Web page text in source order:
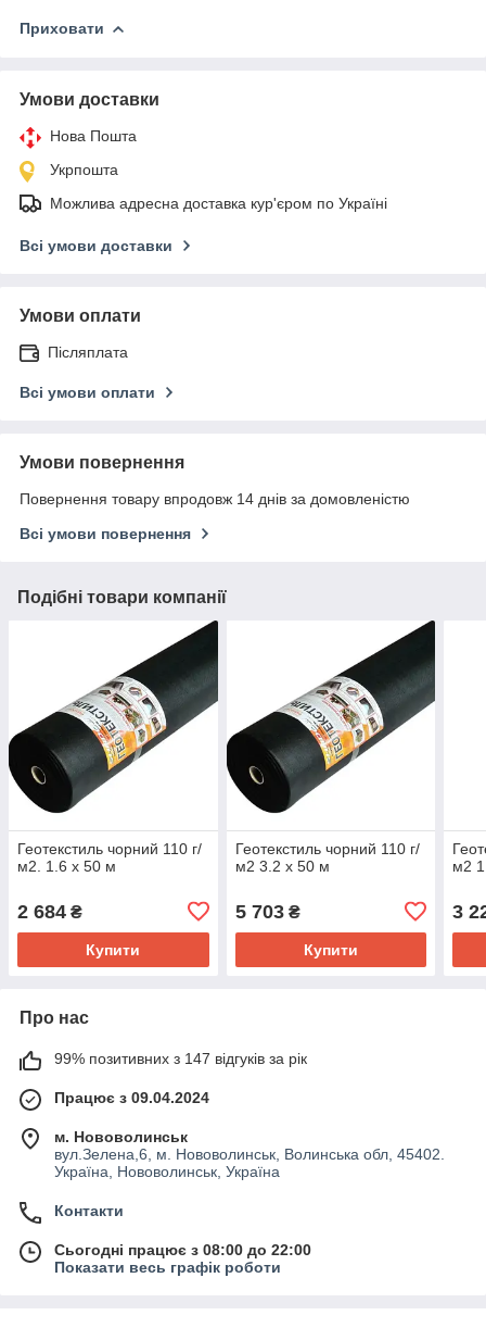
Приховати
Умови доставки
Нова Пошта
Укрпошта
Можлива адресна доставка кур'єром по Україні
Всі умови доставки
Умови оплати
Післяплата
Всі умови оплати
Умови повернення
Повернення товару впродовж 14 днів за домовленістю
Всі умови повернення
Подібні товари компанії
Геотекстиль чорний 110 г/
м2. 1.6 х 50 м
2 684 ₴
Купити
Геотекстиль чорний 110 г/
м2 3.2 х 50 м
5 703₴
Купити
м2
3
Про нас
99% позитивних з 147 відгуків за рік
Працює з 09.04.2024
м. Нововолинськ
вул.Зелена,6, м. Нововолинськ, Волинська обл, 45402.
Україна, Нововолинськ, Україна
Контакти
Сьогодні працює з 08:00 до 22:00
Показати весь графік роботи